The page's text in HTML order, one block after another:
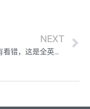
NEXT
你没有看错，这是全英唯一超级游艇设计硕士项目Offer